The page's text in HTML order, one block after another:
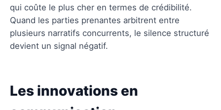
Questions fréquentes
qui coûte le plus cher en termes de crédibilité.
Quand les parties prenantes arbitrent entre
plusieurs narratifs concurrents, le silence structuré
devient un signal négatif.
Les innovations en